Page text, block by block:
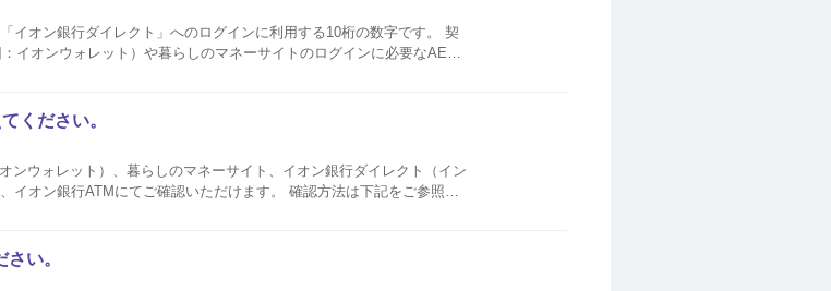
イオン銀行ダイレクト」へのログインに利用する10桁の数字です。 契
イオンウォレット）や暮らしのマネーサイトのログインに必要なAEON
ください。
ンウォレット）、暮らしのマネーサイト、イオン銀行ダイレクト（イン
イオン銀行ATMにてご確認いただけます。 確認方法は下記をご参照く
い。